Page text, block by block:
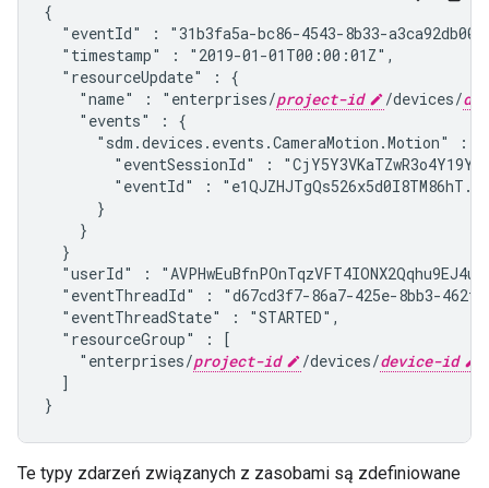
{
"eventId" : "31b3fa5a-bc86-4543-8b33-
  "timestamp" : "2019-01-01T00:00:01Z",
  "resourceUpdate" : {
    "name" : "enterprises/
project-id /devices/
    "events" : {
      "
sdm.devices.events.CameraMotion.Motion" : {
"eventSessionId" :
"eventId" :
      }
    }
  }
"userId" :
"eventThreadId" : "d67cd3f7-86a7-425e-8bb3-
  "eventThreadState" : "STARTED",
  "resourceGroup" : [
    "enterprises/
project-id /devices/device-id
  ]
}
Te typy zdarzeń związanych z zasobami są zdefiniowane